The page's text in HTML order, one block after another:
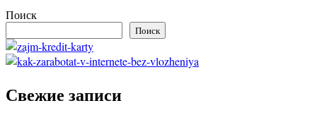
Поиск
Поиск
Свежие записи